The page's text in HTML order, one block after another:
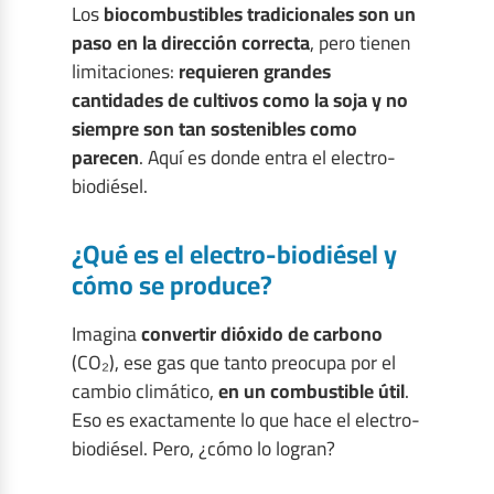
Losbiocombustibles tradicionales son un
paso en la dirección correcta, pero tienen
limitaciones:requieren grandes
cantidades de cultivos como la soja y no
siempre son tan sostenibles como
parecen. Aquí es donde entra el electro-
biodiésel.
¿Qué es el electro-biodiésel y
cómo se produce?
Imaginaconvertir dióxido de carbono
(CO₂), ese gas que tanto preocupa por el
cambio climático,en un combustible útil.
Eso es exactamente lo que hace el electro-
biodiésel. Pero, ¿cómo lo logran?